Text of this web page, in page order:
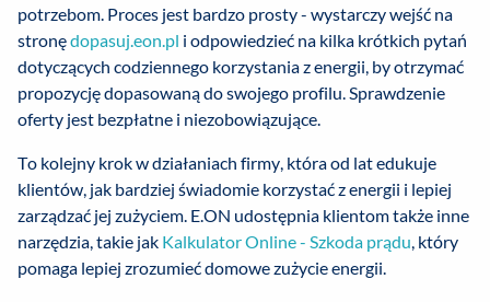
potrzebom. Proces jest bardzo prosty - wystarczy wejść na
stronędopasuj.eon.pl i odpowiedzieć na kilka krótkich pytań
dotyczących codziennego korzystania z energii, by otrzymać
propozycję dopasowaną do swojego profilu. Sprawdzenie
oferty jest bezpłatne i niezobowiązujące.
To kolejny krok w działaniach firmy, która od lat edukuje
klientów, jak bardziej świadomie korzystać z energii i lepiej
zarządzać jej zużyciem. E.ON udostępnia klientom także inne
narzędzia, takie jak Kalkulator Online - Szkoda prądu, który
pomaga lepiej zrozumieć domowe zużycie energii.